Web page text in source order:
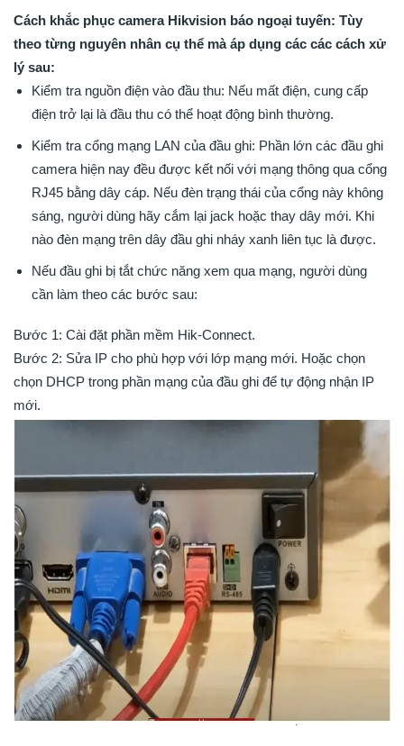
Cách khắc phục camera Hikvision báo ngoại tuyến: Tùy
theo từng nguyên nhân cụ thể mà áp dụng các các cách xử
lý sau:
Kiểm tra nguồn điện vào đầu thu: Nếu mất điện, cung cấp
điện trở lại là đầu thu có thể hoạt động bình thường.
Kiểm tra cổng mạng LAN của đầu ghi: Phần lớn các đầu ghi
camera hiện nay đều được kết nối với mạng thông qua cổng
RJ45 bằng dây cáp. Nếu đèn trạng thái của cổng này không
sáng, người dùng hãy cắm lại jack hoặc thay dây mới. Khi
nào đèn mạng trên dây đầu ghi nháy xanh liên tục là được.
Nếu đầu ghi bị tắt chức năng xem qua mạng, người dùng
cần làm theo các bước sau:
Bước 1: Cài đặt phần mềm Hik-Connect.
Bước 2: Sửa IP cho phù hợp với lớp mạng mới. Hoặc chọn
chọn DHCP trong phần mạng của đầu ghi để tự động nhận IP
mới.